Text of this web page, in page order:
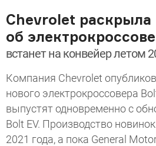
Chevrolet раскрыла
об
встанет на конвейер летом
Компания Chevrolet
нового электрокроссовера
выпустят одновременно с
Bolt EV. Производство
2021 года, а пока General